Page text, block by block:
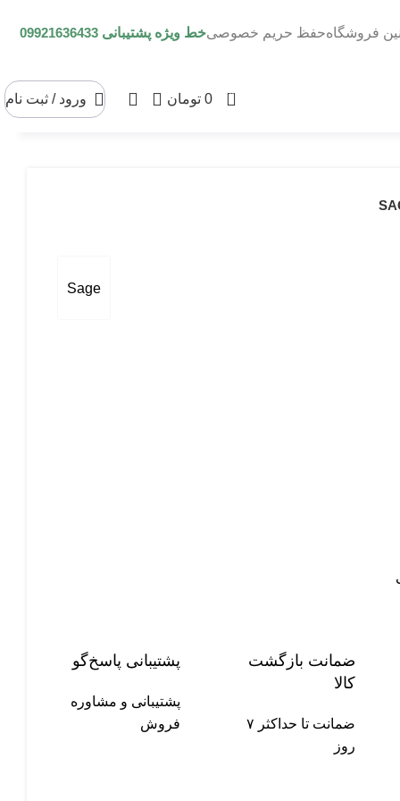
فروشگاهحفظ حریم خصوصیخط ویژه پشتیبانی 09921636433
0
0 تومان ورود / ثبت نام
Sage
ضمانت بازگشت
کالا
ضمانت تا حداکثر ۷
روز
پشتیبانی پاسخ‌گو
پشتیبانی و مشاوره
فروش